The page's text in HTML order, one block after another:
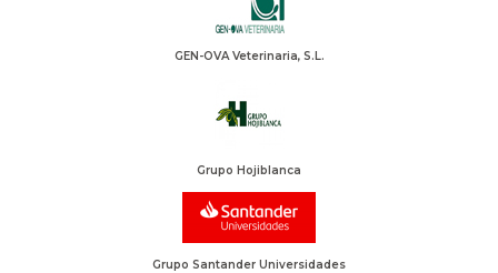
GEN-OVA Veterinaria, S.L.
Grupo Hojiblanca
Grupo Santander Universidades